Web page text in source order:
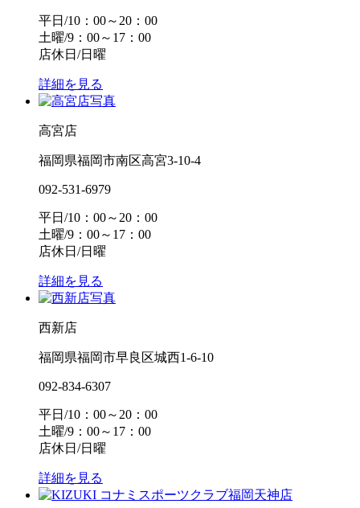
平日/10：00～20：00
土曜/9：00～17：00
店休日/日曜
詳細を見る
高宮店
福岡県福岡市南区高宮3-10-4
092-531-6979
平日/10：00～20：00
土曜/9：00～17：00
店休日/日曜
詳細を見る
西新店
福岡県福岡市早良区城西1-6-10
092-834-6307
平日/10：00～20：00
土曜/9：00～17：00
店休日/日曜
詳細を見る